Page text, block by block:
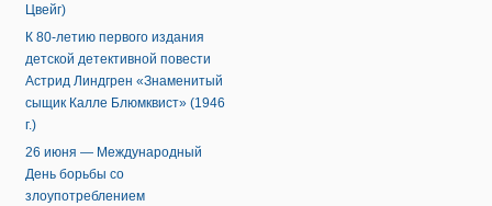
Цвейг)
К 80-летию первого издания
детской детективной повести
Астрид Линдгрен «Знаменитый
сыщик Калле Блюмквист» (1946
г.)
26 июня — Международный
День борьбы со
злоупотреблением